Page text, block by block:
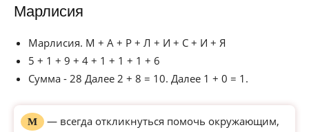
Марлисия
Марлисия. М + А + Р + Л + И + С + И + Я
5 + 1 + 9 + 4 + 1 + 1 + 1 + 6
Сумма - 28 Далее 2 + 8 = 10. Далее 1 + 0 = 1.
М
— всегда откликнуться помочь окружающим,